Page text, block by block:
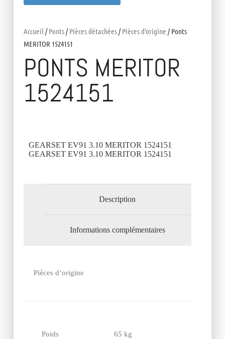
Accueil /Ponts/Pièces détachées/Pièces d'origine / Ponts
MERITOR 1524151
PONTS MERITOR
1524151
GEARSET EV91 3.10 MERITOR 1524151
GEARSET EV91 3.10 MERITOR 1524151
Description
Informations complémentaires
Pièces d’origine
Poids 65 kg